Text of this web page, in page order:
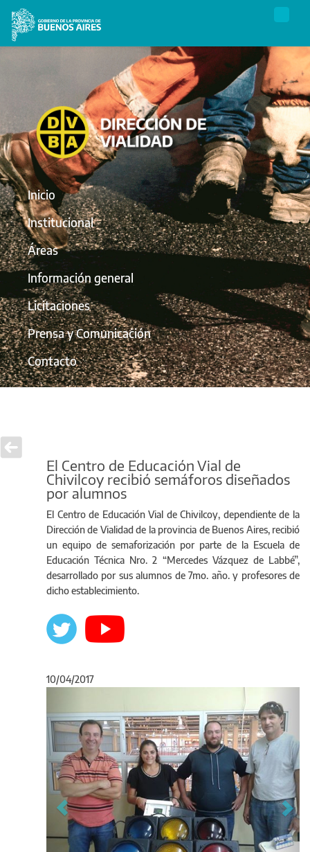
Inicio
Institucional
Áreas
Información general
Licitaciones
Prensa y Comunicación
Contacto
El Centro de Educación Vial de
Chivilcoy recibió semáforos diseñados
por alumnos
El Centro de Educación Vial de Chivilcoy, dependiente de la
Dirección de Vialidad de la provincia de Buenos Aires, recibió
un equipo de semaforización por parte de la Escuela de
Educación Técnica Nro. 2 “Mercedes Vázquez de Labbé”,
desarrollado por sus alumnos de 7mo. año. y profesores de
dicho establecimiento.
10/04/2017